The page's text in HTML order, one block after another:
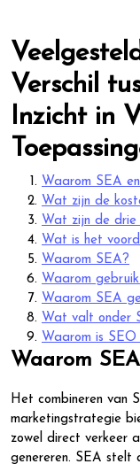
Verschil
Inzicht in
Waarom SEA
Wat zijn de
Wat zijn de drie
Wat is het
Waarom SEA?
Waarom
Waarom SEA
Wat valt onder
Waarom is
Waarom
Het combineren van
marketingstrategie
zowel direct verkeer
genereren. SEA stelt